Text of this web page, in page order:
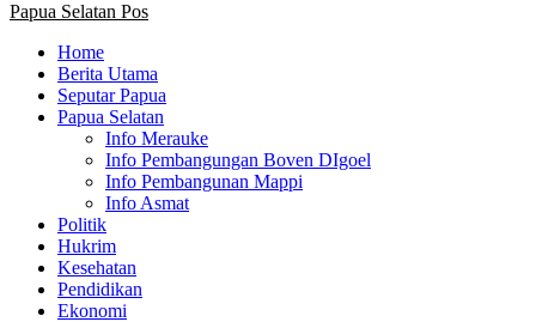
Papua Selatan Pos
Home
Berita Utama
Seputar Papua
Papua Selatan
Info Merauke
Info Pembangungan Boven DIgoel
Info Pembangunan Mappi
Info Asmat
Politik
Hukrim
Kesehatan
Pendidikan
Ekonomi